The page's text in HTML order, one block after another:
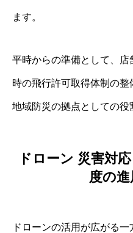
ます。
平時からの準備として、
時の飛行許可取得体制の整
地域防災の拠点としての役
ドローン 災害対
度の
ドローンの活用が広がる